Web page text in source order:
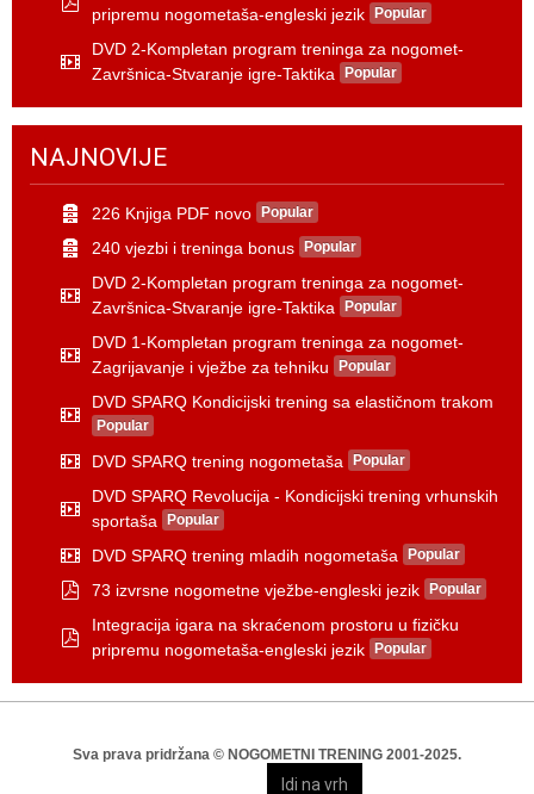
f
f
pripremu nogometaša-engleski jezik
Popular
DVD 2-Kompletan program treninga za nogomet-
Završnica-Stvaranje igre-Taktika
Popular
NAJNOVIJE
r
h
i
e
226 Knjiga PDF novo Popular
r
c
v
240 vjezbi i treninga bonus Popular
d
DVD 2-Kompletan program treninga za nogomet-
Završnica-Stvaranje igre-Taktika
Popular
d
DVD 1-Kompletan program treninga za nogomet-
Zagrijavanje i vježbe za tehniku
Popular
i
d
o
DVD SPARQ Kondicijski trening sa elastičnom trakom
Popular
i
d
o
DVD SPARQ trening nogometaša Popular
i
d
e
o
DVD SPARQ Revolucija - Kondicijski trening vrhunskih
sportaša
Popular
i
e
o
DVD SPARQ trening mladih nogometaša Popular
d
f
73 izvrsne nogometne vježbe-engleski jezik Popular
Integracija igara na skraćenom prostoru u fizičku
pripremu nogometaša-engleski jezik
Popular
Sva prava pridržana © NOGOMETNI TRENING 2001-2025.
Idi na vrh